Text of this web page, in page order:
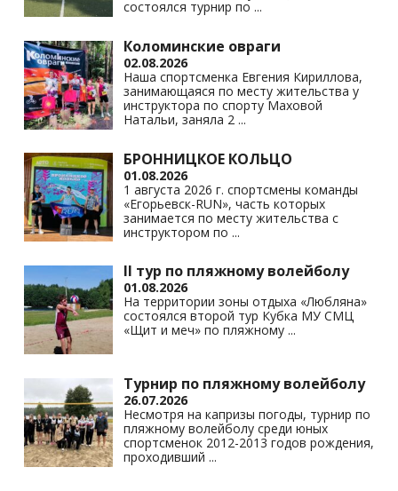
состоялся турнир по ...
Коломинские овраги
02.08.2026
Наша спортсменка Евгения Кириллова,
занимающаяся по месту жительства у
инструктора по спорту Маховой
Натальи, заняла 2 ...
БРОННИЦКОЕ КОЛЬЦО
01.08.2026
1 августа 2026 г. спортсмены команды
«Егорьевск-RUN», часть которых
занимается по месту жительства с
инструктором по ...
II тур по пляжному волейболу
01.08.2026
На территории зоны отдыха «Любляна»
состоялся второй тур Кубка МУ СМЦ
«Щит и меч» по пляжному ...
Турнир по пляжному волейболу
26.07.2026
Несмотря на капризы погоды, турнир по
пляжному волейболу среди юных
спортсменок 2012-2013 годов рождения,
проходивший ...